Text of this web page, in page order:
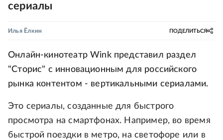
сериалы
Илья Ёлкин ПОДЕЛИТЬСЯ
Онлайн-кинотеатр Wink представил раздел
"Сторис" с инновационным для российского
рынка контентом - вертикальными сериалами.
Это сериалы, созданные для быстрого
просмотра на смартфонах. Например, во время
быстрой поездки в метро, на светофоре или в